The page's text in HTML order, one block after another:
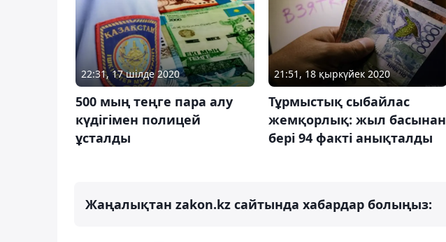
22:31, 17 шілде 2020
500 мың теңге пара алу
күдігімен полицей
ұсталды
21:51, 18 қыркүйек 2020
Тұрмыстық сыбайлас
жемқорлық: жыл басынан
бері 94 факті анықталды
Жаңалықтан zakon.kz сайтында хабардар болыңыз: